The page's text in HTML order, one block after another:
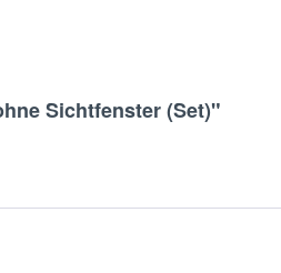
Sichtfenster (Set)"